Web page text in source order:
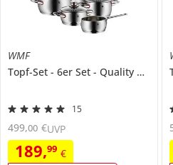
WMF
Topf-Set
6er Set Quality One
15
189,99 €
499,00 €UVP